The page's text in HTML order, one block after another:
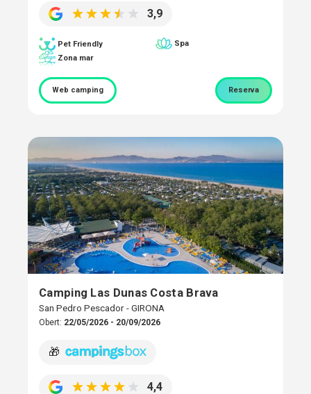
3,9
Pet Friendly
Spa
Zona mar
Web camping Reserva
Camping Las Dunas Costa Brava
San Pedro Pescador - GIRONA
Obert: 22/05/2026 - 20/09/2026
🎁
4,4